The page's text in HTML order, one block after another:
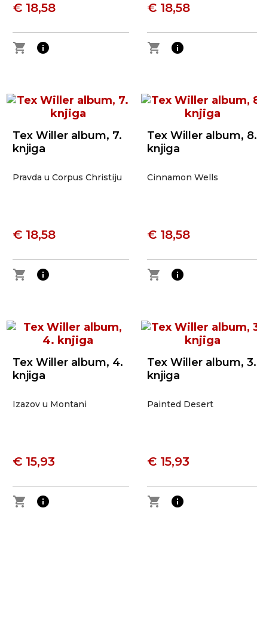
€ 18,58
shopping_cart info
€ 18,58
shopping_cart info
Tex Willer album, 7.
knjiga
Pravda u Corpus Christiju
€ 18,58
shopping_cart info
Tex Willer album, 8.
knjiga
Cinnamon Wells
€ 18,58
shopping_cart info
Tex Willer album, 4.
knjiga
Izazov u Montani
€ 15,93
shopping_cart info
Tex Willer album, 3.
knjiga
Painted Desert
€ 15,93
shopping_cart info